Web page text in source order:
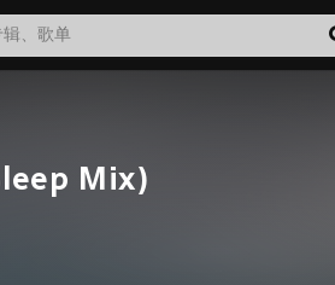
Mix)